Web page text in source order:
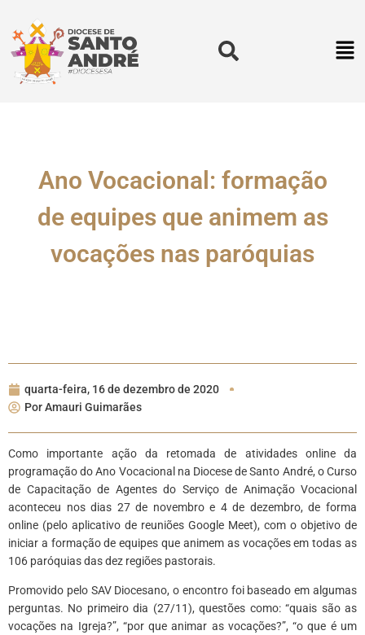
Ano Vocacional: formação
de equipes que animem as
vocações nas paróquias
quarta-feira, 16 de dezembro de 2020
PorAmauri Guimarães
Como importante ação da retomada de atividades online da
programação do Ano Vocacional na Diocese de Santo André, o Curso
de Capacitação de Agentes do Serviço de Animação Vocacional
aconteceu nos dias 27 de novembro e 4 de dezembro, de forma
online (pelo aplicativo de reuniões Google Meet), com o objetivo de
iniciar a formação de equipes que animem as vocações em todas as
106 paróquias das dez regiões pastorais.
Promovido pelo SAV Diocesano, o encontro foi baseado em algumas
perguntas. No primeiro dia (27/11), questões como: “quais são as
vocações na Igreja?”, “por que animar as vocações?”, “o que é um